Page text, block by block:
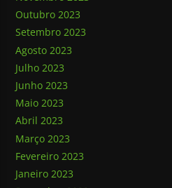
Outubro 2023
Setembro 2023
Agosto 2023
Julho 2023
Junho 2023
Maio 2023
Abril 2023
Março 2023
Fevereiro 2023
Janeiro 2023